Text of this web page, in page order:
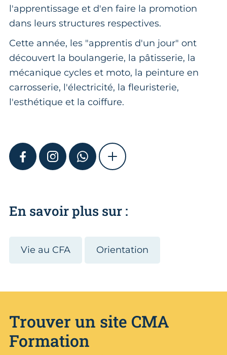
l'apprentissage et d'en faire la promotion
dans leurs structures respectives.
Cette année, les "apprentis d'un jour" ont
découvert la boulangerie, la pâtisserie, la
mécanique cycles et moto, la peinture en
carrosserie, l'électricité, la fleuristerie,
l'esthétique et la coiffure.
FACEBOOKINSTAGRAMWHATSAPPSHOW MORE
En savoir plus sur :
Vie au CFA Orientation
Trouver un site CMA
Formation